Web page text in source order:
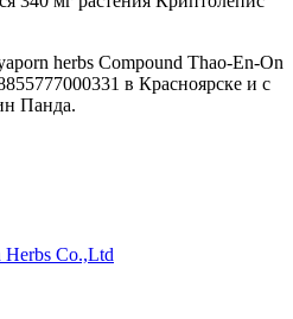
herbs Compound Thao-En-On
в Красноярске и с
Панда.
Herbs Co.,Ltd